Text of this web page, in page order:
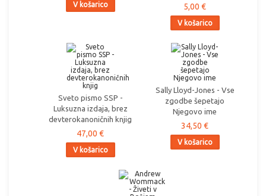
V košarico 5,00 €
V košarico
Sveto pismo SSP -
Luksuzna izdaja, brez
devterokanoničnih knjig
47,00 €
V košarico
Sally Lloyd-Jones - Vse
zgodbe šepetajo
Njegovo ime
34,50 €
V košarico